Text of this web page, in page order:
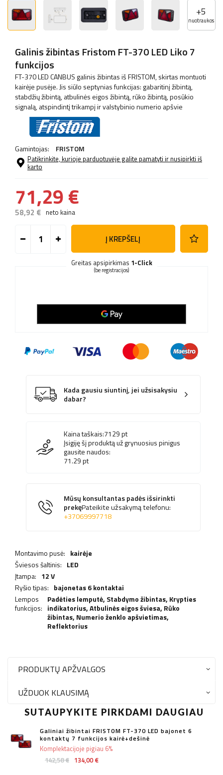
+5
nuotraukos
Galinis žibintas Fristom FT-370 LED Liko 7
funkcijos
FT-370 LED CANBUS galinis žibintas iš FRISTOM, skirtas montuoti
kairėje pusėje. Jis siūlo septynias funkcijas: gabaritinį žibintą,
stabdžių žibintą, atbulinės eigos žibintą, rūko žibintą, posūkio
signalą, atspindintį trikampį ir valstybinio numerio apšvie
Gamintojas: FRISTOM
Patikrinkite, kurioje parduotuvėje galite pamatyti ir nusipirkti iš
karto
71,29 €
58,92 € neto kaina
Į KREPŠELĮ
Greitas apsipirkimas 1-Click
(be registracijos)
Kada gausiu siuntinį, jei užsisakysiu
dabar?
Kaina taškais:7129pt
Įsigiję šį produktą už grynuosius pinigus
gausite naudos:
71.29pt
Mūsų konsultantas padės išsirinkti
prekęPateikite užsakymą telefonu:
+37069997718
Montavimo pusė: kairėje
Šviesos šaltinis: LED
Įtampa: 12 V
Ryšio tipas: bajonetas 6 kontaktai
Lempos
funkcijos:
Padėties lemputė, Stabdymo žibintas, Krypties
indikatorius,Atbulinės eigos šviesa, Rūko
žibintas, Numerio ženklo apšvietimas,
Reflektorius
PRODUKTŲ APŽVALGOS
UŽDUOK KLAUSIMĄ
SUTAUPYKITE PIRKDAMI DAUGIAU
Galiniai žibintai FRISTOM FT-370 LED bajonet 6
kontaktų 7 funkcijos kairė+dešinė
142,58 € 134,00 €
Komplektacijoje pigiau 6%